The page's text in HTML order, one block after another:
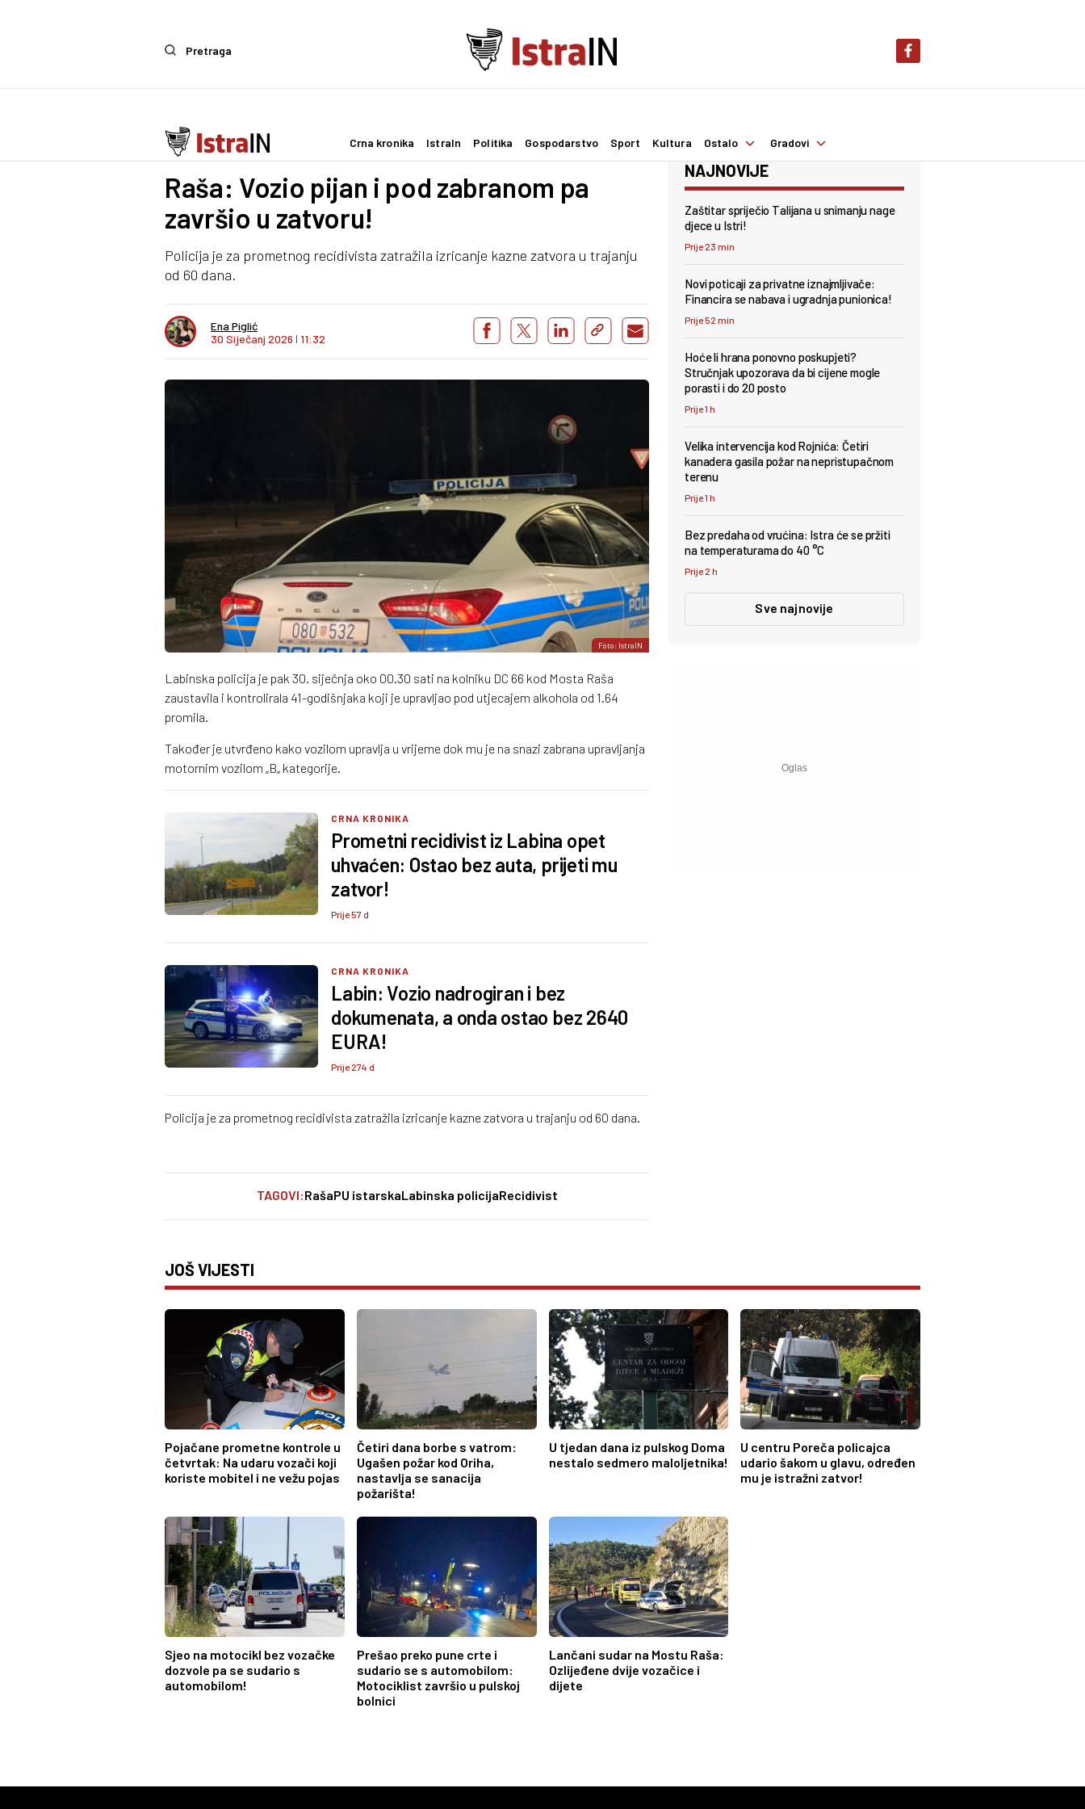
Pretraga
Crna kronika IstraIn Politika Gospodarstvo Sport Kultura Ostalo Gradovi
Crna kronika
Raša: Vozio pijan i pod zabranom pa
završio u zatvoru!
Policija je za prometnog recidivista zatražila izricanje kazne zatvora u trajanju
od 60 dana.
Ena Piglić
30 Siječanj 2026 I 11:32
Foto: IstraIN
Labinska policija je pak 30. siječnja oko 00.30 sati na kolniku DC 66 kod Mosta Raša
zaustavila i kontrolirala 41-godišnjaka koji je upravljao pod utjecajem alkohola od 1.64
promila.
Također je utvrđeno kako vozilom upravlja u vrijeme dok mu je na snazi zabrana upravljanja
motornim vozilom „B„ kategorije.
CRNA KRONIKA
Prometni recidivist iz Labina opet
uhvaćen: Ostao bez auta, prijeti mu
zatvor!
Prije 57 d
CRNA KRONIKA
Labin: Vozio nadrogiran i bez
dokumenata, a onda ostao bez 2640
EURA!
Prije 274 d
Policija je za prometnog recidivista zatražila izricanje kazne zatvora u trajanju od 60 dana.
TAGOVI:RašaPU istarskaLabinska policijaRecidivist
NAJNOVIJE
Zaštitar spriječio Talijana u snimanju nage
djece u Istri!
Prije 23 min
Novi poticaji za privatne iznajmljivače:
Financira se nabava i ugradnja punionica!
Prije 52 min
Hoće li hrana ponovno poskupjeti?
Stručnjak upozorava da bi cijene mogle
porasti i do 20 posto
Prije 1 h
Velika intervencija kod Rojnića: Četiri
kanadera gasila požar na nepristupačnom
terenu
Prije 1 h
Bez predaha od vrućina: Istra će se pržiti
na temperaturama do 40 °C
Prije 2 h
Sve najnovije
JOŠ VIJESTI
Pojačane prometne kontrole u
četvrtak: Na udaru vozači koji
koriste mobitel i ne vežu pojas
Četiri dana borbe s vatrom:
Ugašen požar kod Oriha,
nastavlja se sanacija
požarišta!
U tjedan dana iz pulskog Doma
nestalo sedmero maloljetnika!
U centru Poreča policajca
udario šakom u glavu, određen
mu je istražni zatvor!
Sjeo na motocikl bez vozačke
dozvole pa se sudario s
automobilom!
Prešao preko pune crte i
sudario se s automobilom:
Motociklist završio u pulskoj
bolnici
Lančani sudar na Mostu Raša:
Ozlijeđene dvije vozačice i
dijete